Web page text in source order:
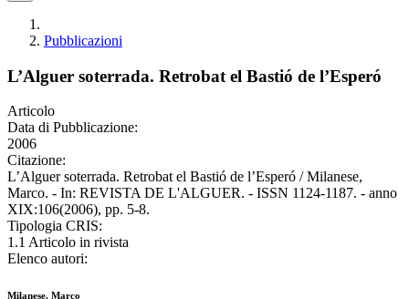
Pubblicazioni
L’Alguer soterrada. Retrobat el Bastió de l’Esperó
Articolo
Data di Pubblicazione:
2006
Citazione:
L’Alguer soterrada. Retrobat el Bastió de l’Esperó / Milanese,
Marco. - In: REVISTA DE L'ALGUER. - ISSN 1124-1187. - anno
XIX:106(2006), pp. 5-8.
Tipologia CRIS:
1.1 Articolo in rivista
Elenco autori:
Milanese, Marco